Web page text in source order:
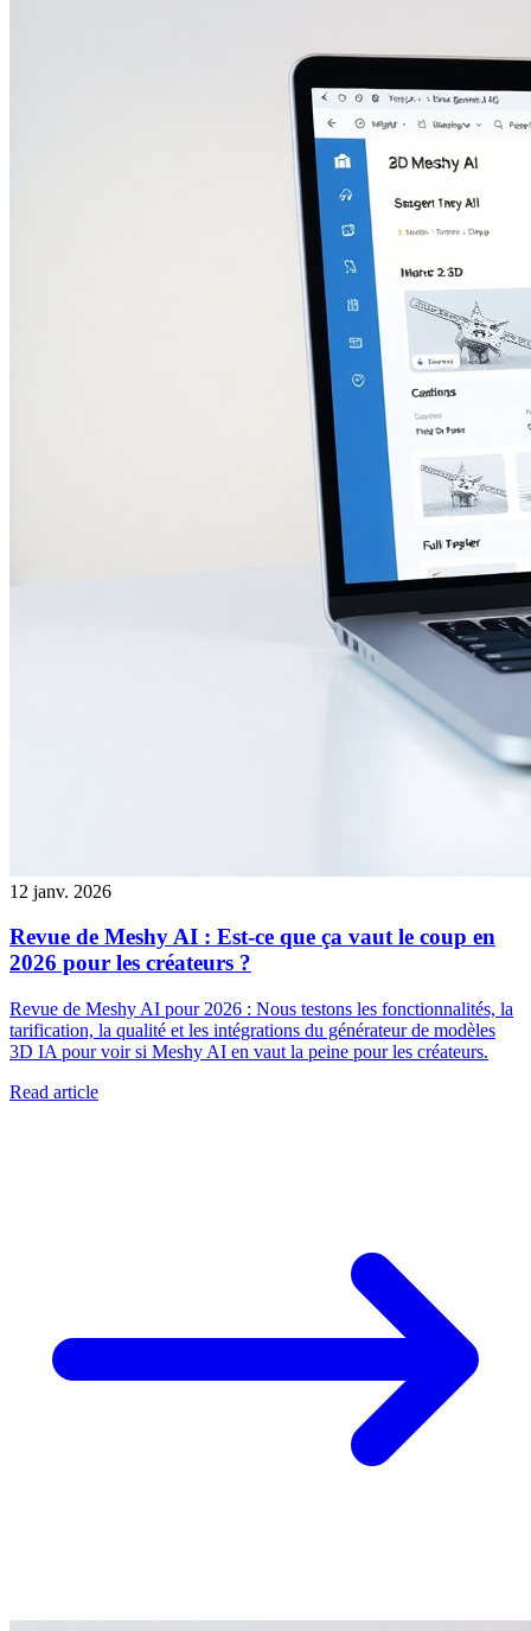
12 janv. 2026
Revue de Meshy AI : Est-ce que ça vaut le coup en
2026 pour les créateurs ?
Revue de Meshy AI pour 2026 : Nous testons les fonctionnalités, la
tarification, la qualité et les intégrations du générateur de modèles
3D IA pour voir si Meshy AI en vaut la peine pour les créateurs.
Read article